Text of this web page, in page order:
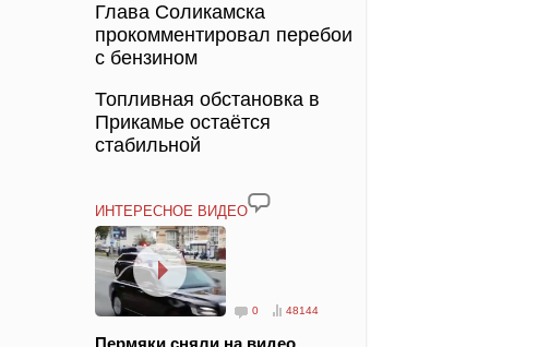
Глава Соликамска
прокомментировал перебои
с бензином
Топливная обстановка в
Прикамье остаётся
стабильной
ИНТЕРЕСНОЕ ВИДЕО
0 48144
Пермяки сняли на видео